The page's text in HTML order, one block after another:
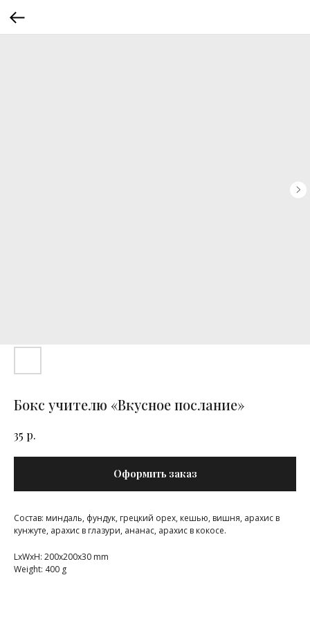
Бокс учителю «Вкусное послание»
35 р.
Оформить заказ
Состав: миндаль, фундук, грецкий орех, кешью, вишня, арахис в
кунжуте, арахис в глазури, ананас, арахис в кокосе.
LxWxH: 200x200x30 mm
Weight: 400 g